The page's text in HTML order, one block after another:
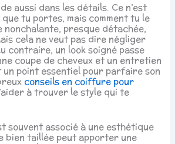
aussi dans les détails. Ce n’est
que tu portes, mais comment tu le
nonchalante, presque détachée,
cela ne veut pas dire négliger
contraire, un look soigné passe
coupe de cheveux et un entretien
un point essentiel pour parfaire son
conseils en coiffure pour
à trouver le style qui te
souvent associé à une esthétique
bien taillée peut apporter une